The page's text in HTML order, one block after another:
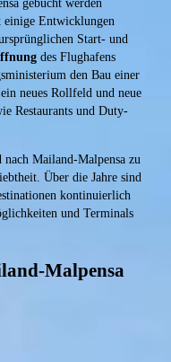
gebucht werden
einige Entwicklungen
Start- und
des Flughafens
den Bau einer
neues Rollfeld und neue
Restaurants und Duty-
Mailand-Malpensa zu
Über die Jahre sind
kontinuierlich
und Terminals
Malpensa